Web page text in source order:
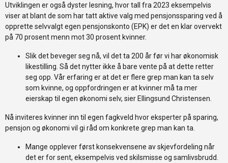
Utviklingen er også dyster lesning, hvor tall fra 2023 eksempelvis
viser at blant de som har tatt aktive valg med pensjonssparing ved å
opprette selvvalgt egen pensjonskonto (EPK) er det en klar overvekt
på 70 prosent menn mot 30 prosent kvinner.
Slik det beveger seg nå, vil det ta 200 år før vi har økonomisk
likestilling. Så det nytter ikke å bare vente på at dette retter
seg opp. Vår erfaring er at det er flere grep man kan ta selv
som kvinne, og oppfordringen er at kvinner må ta mer
eierskap til egen økonomi selv, sier Ellingsund Christensen.
Nå inviteres kvinner inn til egen fagkveld hvor eksperter på sparing,
pensjon og økonomi vil gi råd om konkrete grep man kan ta.
Mange opplever først konsekvensene av skjevfordeling når
det er for sent, eksempelvis ved skilsmisse og samlivsbrudd.